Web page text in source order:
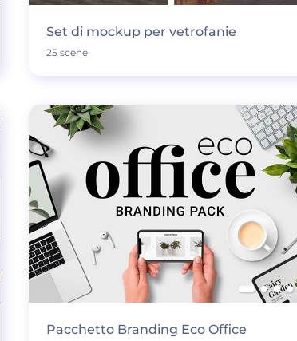
Set di mockup per vetrofanie
25 scene
Pacchetto Branding Eco Office